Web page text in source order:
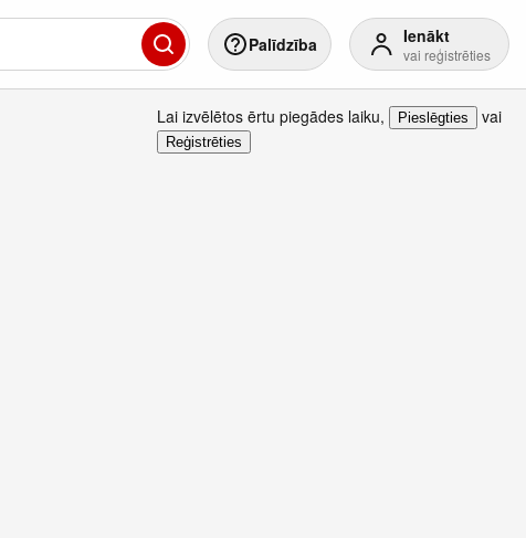
Palīdzība Ienākt
vai reģistrēties
Lai izvēlētos ērtu piegādes laiku, Pieslēgties vai
Reģistrēties